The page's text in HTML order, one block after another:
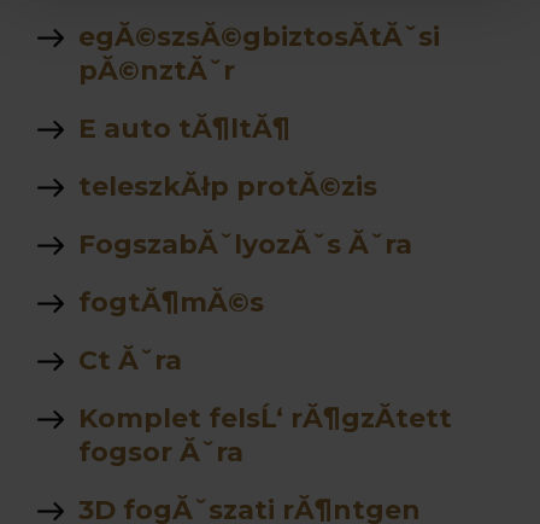
egĂ©szsĂ©gbiztosĂ­tĂˇsi
pĂ©nztĂˇr
E auto tĂ¶ltĂ¶
teleszkĂłp protĂ©zis
FogszabĂˇlyozĂˇs Ăˇra
fogtĂ¶mĂ©s
Ct Ăˇra
Komplet felsĹ‘ rĂ¶gzĂ­tett
fogsor Ăˇra
3D fogĂˇszati rĂ¶ntgen